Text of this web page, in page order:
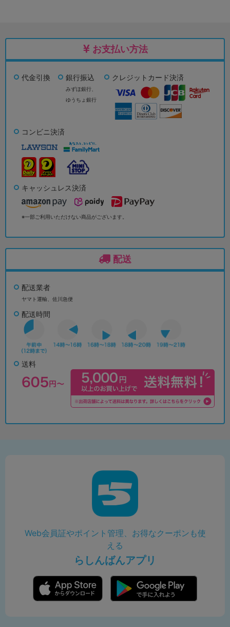
お支払い方法
代金引換 銀行振込
みずほ銀行、
ゆうちょ銀行
クレジットカード決済
コンビニ決済
キャッシュレス決済
※一部ご利用いただけない商品がございます。
配送
配送業者
ヤマト運輸、佐川急便
配送時間
送料
Web会員証やポイント管理、お得なクーポンも使
える
らしんばんアプリ